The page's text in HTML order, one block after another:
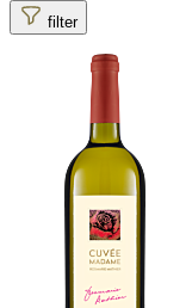
filter